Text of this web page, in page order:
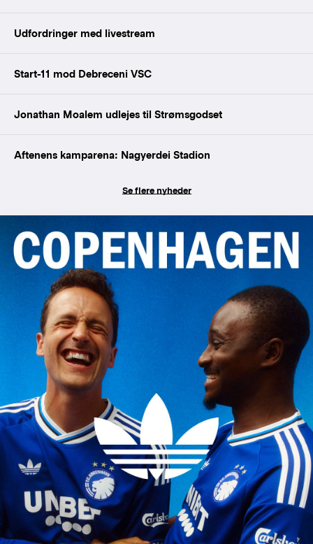
Udfordringer med livestream
Start-11 mod Debreceni VSC
Jonathan Moalem udlejes til Strømsgodset
Aftenens kamparena: Nagyerdei Stadion
Se flere nyheder